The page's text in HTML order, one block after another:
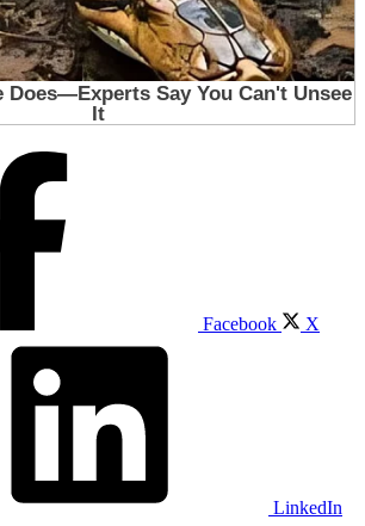
Facebook X
LinkedIn